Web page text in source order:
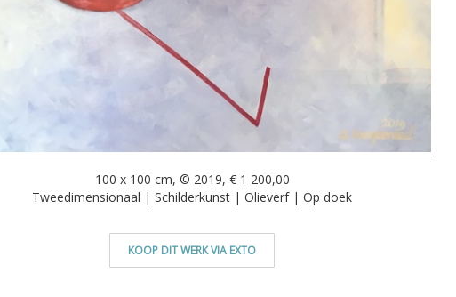
100 x 100 cm, © 2019, € 1 200,00
Tweedimensionaal | Schilderkunst | Olieverf | Op doek
KOOP DIT WERK VIA EXTO